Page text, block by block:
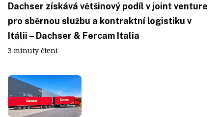
Dachser získává většinový podíl v joint venture
pro sběrnou službu a kontraktní logistiku v
Itálii – Dachser & Fercam Italia
3 minuty čtení